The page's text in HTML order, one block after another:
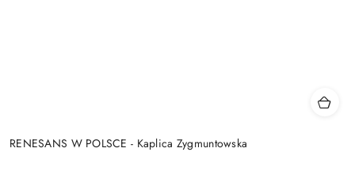
RENESANS W POLSCE - Kaplica Zygmuntowska